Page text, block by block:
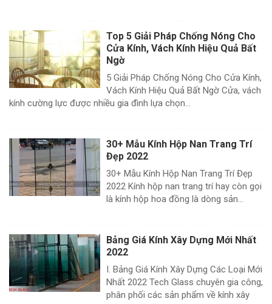
Top 5 Giải Pháp Chống Nóng Cho
Cửa Kính, Vách Kính Hiệu Quả Bất
Ngờ
5 Giải Pháp Chống Nóng Cho Cửa Kính,
Vách Kính Hiệu Quả Bất Ngờ Cửa, vách
kính cường lực được nhiều gia đình lựa chọn...
30+ Mẫu Kính Hộp Nan Trang Trí
Đẹp 2022
30+ Mẫu Kính Hộp Nan Trang Trí Đẹp
2022 Kính hộp nan trang trí hay còn gọi
là kính hộp hoa đồng là dòng sản...
Bảng Giá Kính Xây Dựng Mới Nhất
2022
I. Bảng Giá Kính Xây Dựng Các Loại Mới
Nhất 2022 Tech Glass chuyên gia công,
phân phối các sản phẩm về kính xây